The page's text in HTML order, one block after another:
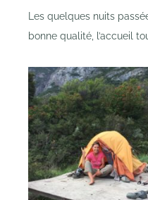
Les quelques nuits
bonne qualité, l’accueil